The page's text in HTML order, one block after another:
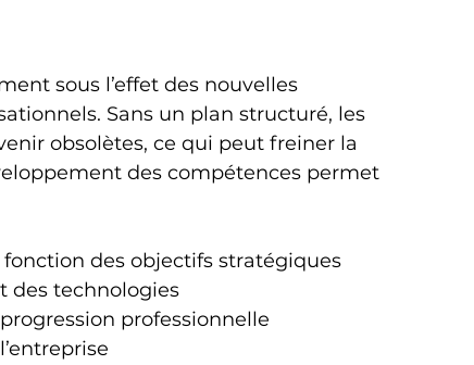
sous l’effet des nouvelles
Sans un plan structuré, les
obsolètes, ce qui peut freiner la
des compétences permet
des objectifs stratégiques
des technologies
professionnelle